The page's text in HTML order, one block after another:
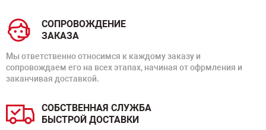
СОПРОВОЖДЕНИЕ
ЗАКАЗА
Мы ответственно относимся к каждому заказу и
сопровождаем его на всех этапах, начиная от офрмления и
заканчивая доставкой.
СОБСТВЕННАЯ СЛУЖБА
БЫСТРОЙ ДОСТАВКИ